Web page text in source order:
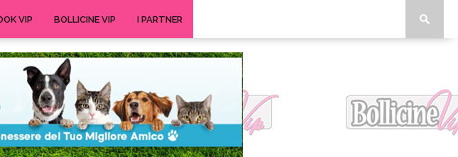
VIP BOLLICINE VIP I PARTNER